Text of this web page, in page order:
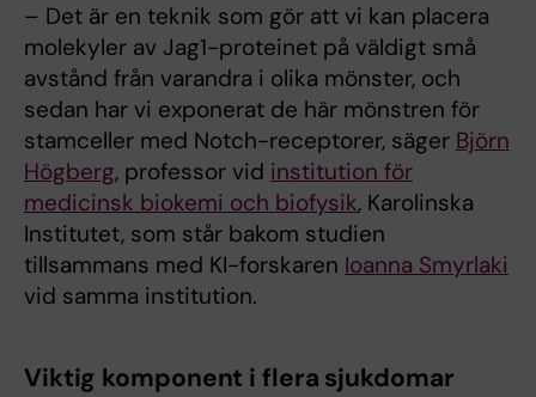
– Det är en teknik som gör att vi kan placera
molekyler av Jag1-proteinet på väldigt små
avstånd från varandra i olika mönster, och
sedan har vi exponerat de här mönstren för
stamceller med Notch-receptorer, säger Björn
Högberg, professor vid institution för
medicinsk biokemi och biofysik, Karolinska
Institutet, som står bakom studien
tillsammans med KI-forskaren Ioanna Smyrlaki
vid samma institution.
Viktig komponent i flera sjukdomar